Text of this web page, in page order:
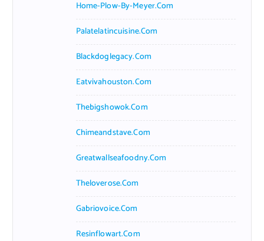
Home-Plow-By-Meyer.com
Palatelatincuisine.com
Blackdoglegacy.com
Eatvivahouston.com
Thebigshowok.com
Chimeandstave.com
Greatwallseafoodny.com
Theloverose.com
Gabriovoice.com
Resinflowart.com